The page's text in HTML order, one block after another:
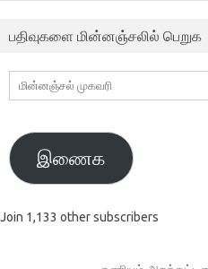
பதிவுகளை மின்னஞ்சலில் பெறுக
மின்னஞ்சல்
முகவரி
இணைக
Join 1,133 other subscribers